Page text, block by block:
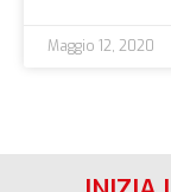
Maggio 12, 2020